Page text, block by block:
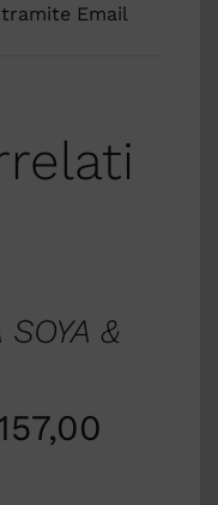
tramite Email
&